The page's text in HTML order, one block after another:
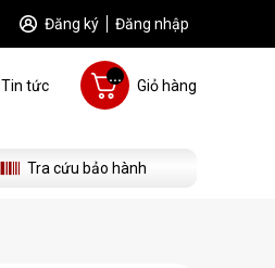
Đăng ký Đăng nhập
Tin tức Giỏ hàng
...
Tra cứu bảo hành